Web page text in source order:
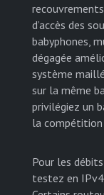
d’accès des
babyphones,
dégagée
système
sur la même
privilégiez un
la compétition
Pour les
testez en